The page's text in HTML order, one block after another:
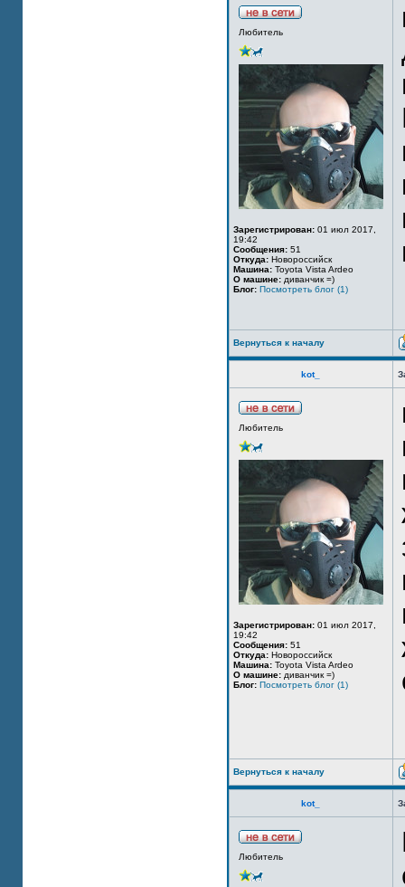
Любитель
Зарегистрирован: 01 июл 2017,
19:42
Сообщения: 51
Откуда: Новороссийск
Машина: Toyota Vista Ardeo
О машине: диванчик =)
Блог: Посмотреть блог (1)
Вернуться к началу
kot_
Любитель
Зарегистрирован: 01 июл 2017,
19:42
Сообщения: 51
Откуда: Новороссийск
Машина: Toyota Vista Ardeo
О машине: диванчик =)
Блог: Посмотреть блог (1)
Вернуться к началу
kot_
Любитель